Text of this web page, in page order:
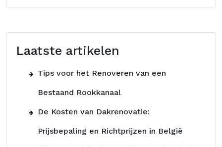
Laatste artikelen
Tips voor het Renoveren van een
Bestaand Rookkanaal
De Kosten van Dakrenovatie:
Prijsbepaling en Richtprijzen in België